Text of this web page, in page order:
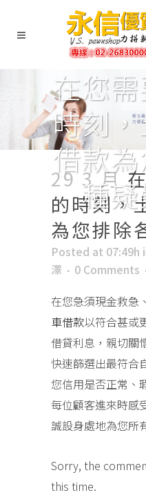
在您
時刻
借款
種
29 3 月
的時刻，
為您排除
Posted at 07:49h
澤
0 Comments
在您急須現金救急
車借款以符合甚或
借貸利息，親切關
快速篩選出最符合
您信用是否正常、
每位顧客進來時感
誠設身處地為您所
Sorry, the
this time.